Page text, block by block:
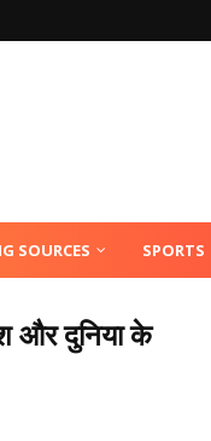
SOURCES SPORTS
दुनिया के